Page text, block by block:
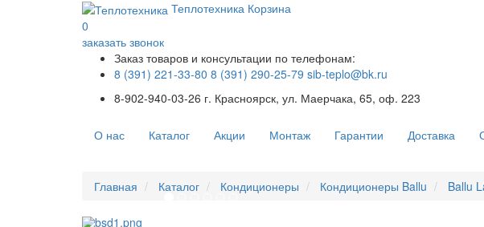
Теплотехника Корзина
0
заказать звонок
Заказ товаров и консультации по телефонам:
8 (391) 221-33-80 8 (391) 290-25-79 sib-teplo@bk.ru
8-902-940-03-26 г. Красноярск, ул. Маерчака, 65, оф. 223
О нас Каталог Акции Монтаж Гарантии Доставка
Главная Каталог Кондиционеры Кондиционеры Ballu Ballu